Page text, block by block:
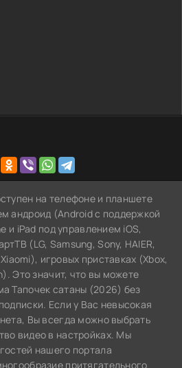
на телефоне и планшете
андроид (Android с поддержкой
и iPad под управлением iOS,
(LG, Samsung, Sony, HAIER,
игровых приставках (Xbox,
Это значит, что вы можете
Тапочек сатаны (2026) без
Если у Вас невысокая
Вы всегда можно выбрать
видео в настройках. Мы
нашего портала
притягательного